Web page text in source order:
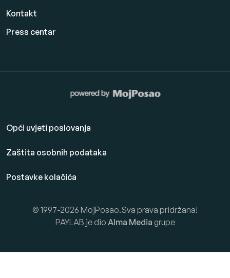
Kontakt
Press centar
Opći uvjeti poslovanja
Zaštita osobnih podataka
Postavke kolačića
© 1997-2026 MojPosao.Sva prava pridržana!
PAYLAB je dio Alma Media grupe